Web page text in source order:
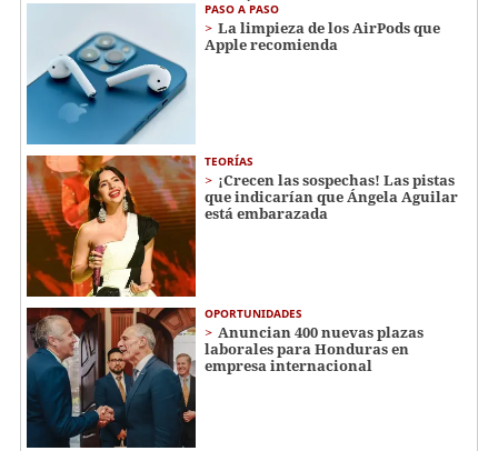
PASO A PASO
La limpieza de los AirPods que
Apple recomienda
TEORÍAS
¡Crecen las sospechas! Las pistas
que indicarían que Ángela Aguilar
está embarazada
OPORTUNIDADES
Anuncian 400 nuevas plazas
laborales para Honduras en
empresa internacional